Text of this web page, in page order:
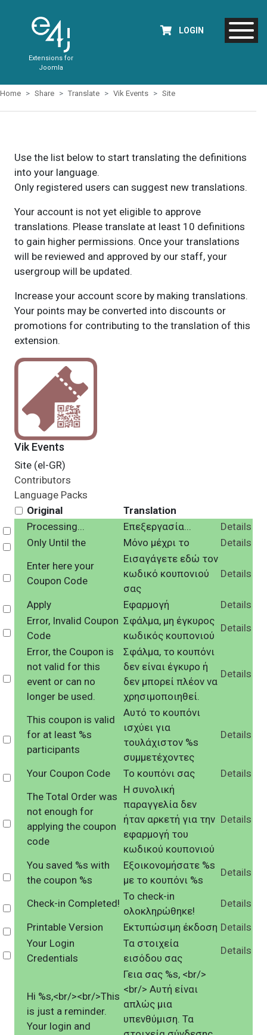
Extensions for
Joomla
LOGIN
Home Share Translate Vik Events Site
Use the list below to start translating the definitions
into your language.
Only registered users can suggest new translations.
Your account is not yet eligible to approve
translations. Please translate at least 10 definitions
to gain higher permissions. Once your translations
will be reviewed and approved by our staff, your
usergroup will be updated.
Increase your account score by making translations.
Your points may be converted into discounts or
promotions for contributing to the translation of this
extension.
Vik Events
Site (el-GR)
Contributors
Language Packs
Original
Translation
Select
Processing... Επεξεργασία...
Details
Select
Only Until the Μόνο μέχρι το Details
Select
Enter here your
Coupon Code
Εισαγάγετε εδώ τον
κωδικό κουπονιού
σας
Details
Select
Apply Εφαρμογή Details
Select
Error, Invalid Coupon
Code
Σφάλμα, μη έγκυρος
κωδικός κουπονιού
Details
Select
Error, the Coupon is
not valid for this
event or can no
longer be used.
Σφάλμα, το κουπόνι
δεν είναι έγκυρο ή
δεν μπορεί πλέον να
χρησιμοποιηθεί.
Details
Select
This coupon is valid
for at least %s
participants
Αυτό το κουπόνι
ισχύει για
τουλάχιστον %s
συμμετέχοντες
Details
Select
Your Coupon Code Το κουπόνι σας Details
Select
The Total Order was
not enough for
applying the coupon
code
Η συνολική
παραγγελία δεν
ήταν αρκετή για την
εφαρμογή του
κωδικού κουπονιού
Details
Select
You saved %s with
the coupon %s
Εξοικονομήσατε %s
με το κουπόνι %s
Details
Select
Check-in Completed!
Το check-in
ολοκληρώθηκε!
Details
Select
Printable Version Εκτυπώσιμη έκδοση Details
Select
Your Login
Credentials
Τα στοιχεία
εισόδου σας
Details
Hi %s,<br/><br/>This
is just a reminder.
Your login and
Γεια σας %s, <br/>
<br/> Αυτή είναι
απλώς μια
υπενθύμιση. Τα